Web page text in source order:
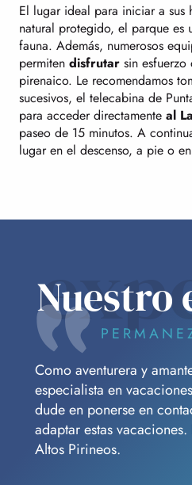
El lugar ideal para iniciar a sus
natural protegido, el parque es
fauna. Además, numerosos
permiten disfrutar sin esfuerzo
pirenaico. Le recomendamos
sucesivos, el telecabina de
para acceder directamente al
paseo de 15 minutos. A
lugar en el descenso, a pie o
Nuestro
Como aventurera y
especialista en
dude en ponerse en
adaptar estas
Altos Pirineos.